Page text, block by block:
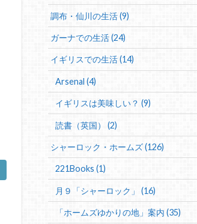
調布・仙川の生活 (9)
ガーナでの生活 (24)
イギリスでの生活 (14)
Arsenal (4)
イギリスは美味しい？ (9)
読書（英国） (2)
シャーロック・ホームズ (126)
221Books (1)
月９「シャーロック」 (16)
「ホームズゆかりの地」案内 (35)